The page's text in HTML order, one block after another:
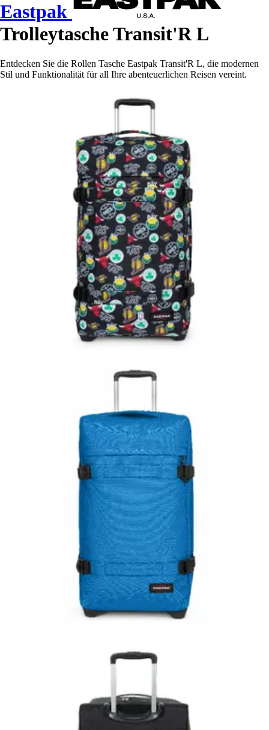
Eastpak
Trolleytasche Transit'R L
Entdecken Sie die Rollen Tasche Eastpak Transit'R L, die modernen
Stil und Funktionalität für all Ihre abenteuerlichen Reisen vereint.